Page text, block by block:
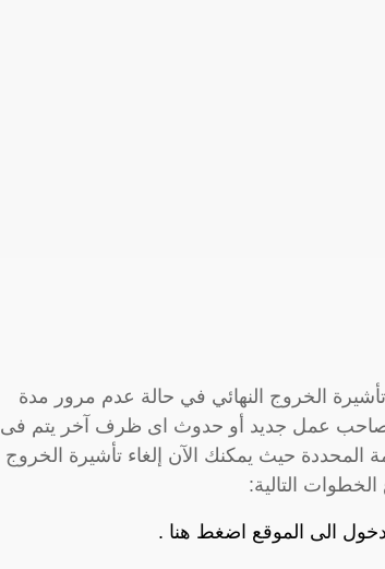
الخروج النهائي في حالة عدم مرور مدة
مع صاحب عمل جديد أو حدوث اى ظرف آخر يتم فى
المحددة حيث يمكنك الآن إلغاء تأشيرة الخروج
التالية:
الى الموقع اضغط هنا .